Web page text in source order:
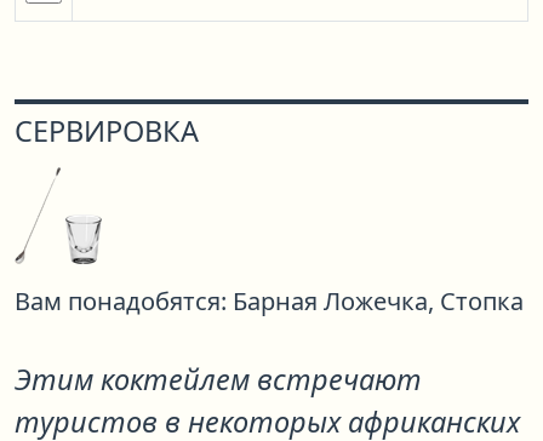
СЕРВИРОВКА
Вам понадобятся: Барная Ложечка, Стопка
Этим коктейлем встречают
туристов в некоторых африканских